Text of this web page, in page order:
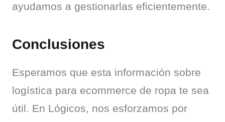
ayudamos a gestionarlas eficientemente.
Conclusiones
Esperamos que esta información sobre
logística para ecommerce de ropa te sea
útil. En Lógicos, nos esforzamos por